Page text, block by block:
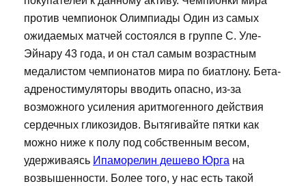
против чемпионок Олимпиады Один из самых
ожидаемых матчей состоялся в группе С. Уле-
Эйнару 43 года, и он стал самым возрастным
медалистом чемпионатов мира по биатлону. Бета-
адреностимуляторы вводить опасно, из-за
возможного усиления аритмогенного действия
сердечных гликозидов. Вытягивайте пятки как
можно ниже к полу под собственным весом,
удерживаясь Ипаморелин дешево Юрга на
возвышенности. Более того, у нас есть такой